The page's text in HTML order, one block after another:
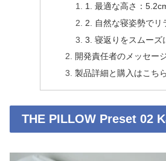
1. 最適な高さ：
2. 自然な寝姿勢でリ
3. 寝返りをスムーズ
開発責任者のメッセー
製品詳細と購入はこち
THE PILLOW Preset 02